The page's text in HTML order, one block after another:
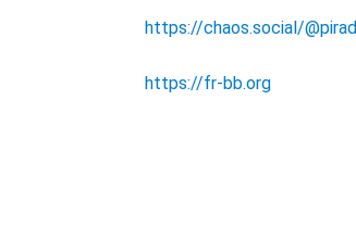
https://chaos.social/
https://fr-bb.org